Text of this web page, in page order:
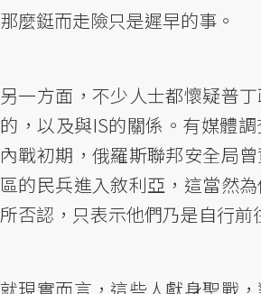
那麼鋌而走險只是遲早的事。
另一方面，不少人士都懷疑普
的，以及與IS的關係。有媒體
內戰初期，俄羅斯聯邦安全局
區的民兵進入敘利亞，這當然
所否認，只表示他們乃是自行前